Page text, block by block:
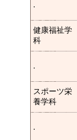
.
健康福祉学
科
.
スポーツ栄
養学科
.